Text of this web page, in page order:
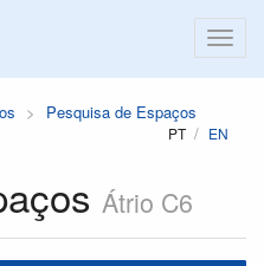
Pesquisa de Espaços
PT EN
Átrio C6